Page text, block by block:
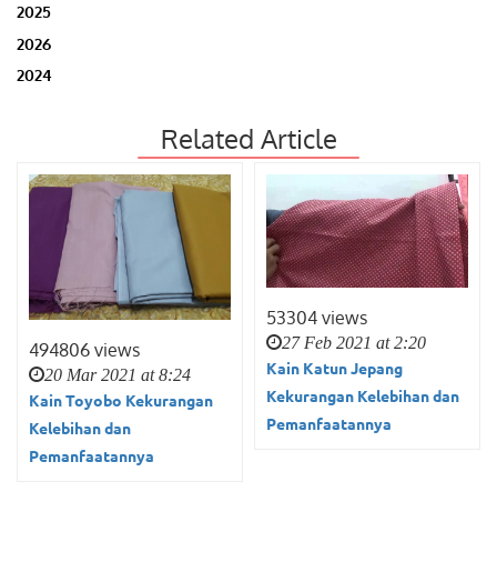
2025
2026
2024
Related Article
494806 views
20 Mar 2021 at 8:24
Kain Toyobo Kekurangan
Kelebihan dan
Pemanfaatannya
53304 views
27 Feb 2021 at 2:20
Kain Katun Jepang
Kekurangan Kelebihan dan
Pemanfaatannya